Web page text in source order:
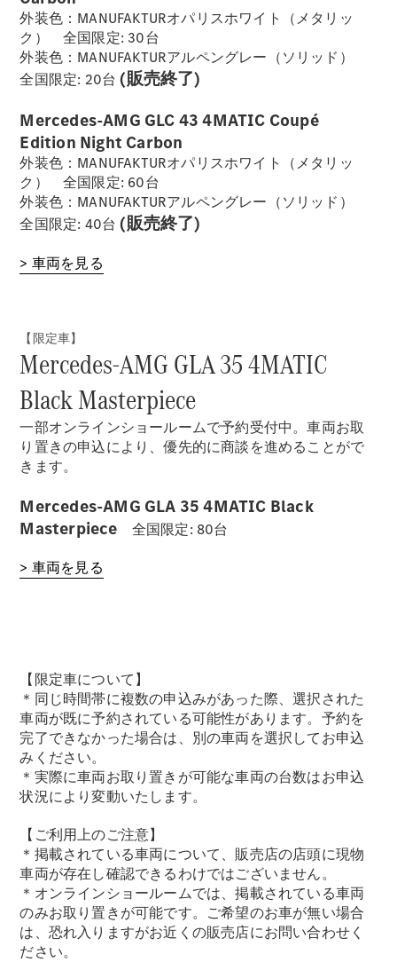
外装色：MANUFAKTURオパリスホワイト（メタリッ
ク） 全国限定: 30台
外装色：MANUFAKTURアルペングレー（ソリッド）
全国限定: 20台(販売終了)
Mercedes-AMG GLC 43 4MATIC Coupé
Edition Night Carbon
外装色：MANUFAKTURオパリスホワイト（メタリッ
ク） 全国限定: 60台
外装色：MANUFAKTURアルペングレー（ソリッド）
全国限定: 40台(販売終了)
> 車両を見る
【限定車】
Mercedes-AMG GLA 35 4MATIC
Black Masterpiece
一部オンラインショールームで予約受付中。車両お取
り置きの申込により、優先的に商談を進めることがで
きます。
Mercedes-AMG GLA 35 4MATIC Black
Masterpiece 全国限定: 80台
> 車両を見る
【限定車について】
＊同じ時間帯に複数の申込みがあった際、選択された
車両が既に予約されている可能性があります。予約を
完了できなかった場合は、別の車両を選択してお申込
みください。
＊実際に車両お取り置きが可能な車両の台数はお申込
状況により変動いたします。
【ご利用上のご注意】
＊掲載されている車両について、販売店の店頭に現物
車両が存在し確認できるわけではございません。
＊オンラインショールームでは、掲載されている車両
のみお取り置きが可能です。ご希望のお車が無い場合
は、恐れ入りますがお近くの販売店にお問い合わせく
ださい。